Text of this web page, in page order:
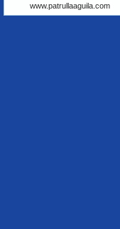
www.patrullaaguila.com